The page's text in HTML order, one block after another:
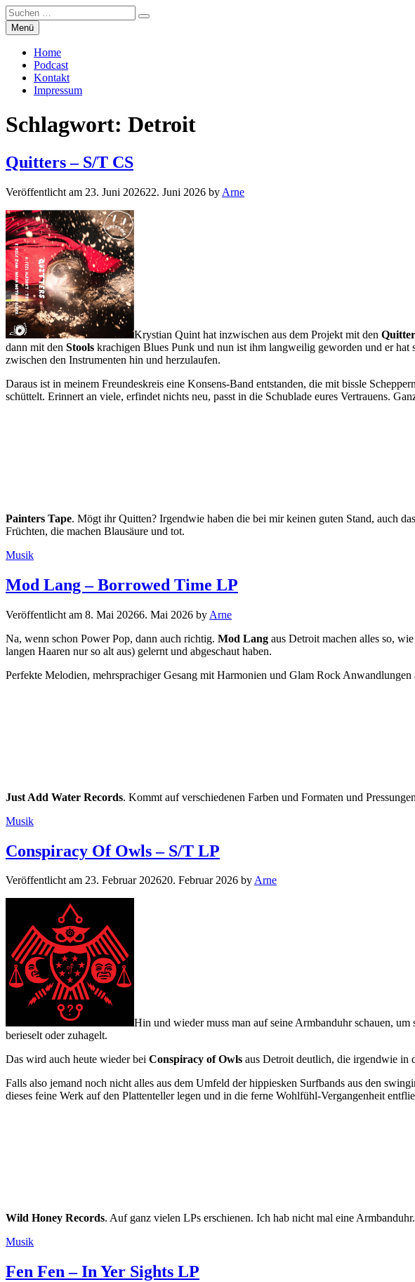
Suchen
nach:
Suchen
Zum
Inhalt
springen
Manierenversagen
Menü
Home
Podcast
Kontakt
Impressum
Schlagwort: Detroit
Quitters – S/T CS
Veröffentlicht am 23. Juni 202622. Juni 2026 by Arne
Krystian Quint hat inzwischen aus dem Projekt mit den
dann mit den Stools krachigen Blues Punk und nun ist ihm langweilig geworden und er
zwischen den Instrumenten hin und herzulaufen.
Daraus ist in meinem Freundeskreis eine Konsens-Band entstanden, die mit bissle
schüttelt. Erinnert an viele, erfindet nichts neu, passt in die Schublade eures Vertrauens.
Painters Tape. Mögt ihr Quitten? Irgendwie haben die bei mir keinen guten Stand, auch
Früchten, die machen Blausäure und tot.
Kategorien
Musik
Mod Lang – Borrowed Time LP
Veröffentlicht am 8. Mai 20266. Mai 2026 by Arne
Na, wenn schon Power Pop, dann auch richtig. Mod Lang aus Detroit machen alles so,
langen Haaren nur so alt aus) gelernt und abgeschaut haben.
Perfekte Melodien, mehrsprachiger Gesang mit Harmonien und Glam Rock
Just Add Water Records. Kommt auf verschiedenen Farben und Formaten und
Kategorien
Musik
Conspiracy Of Owls – S/T LP
Veröffentlicht am 23. Februar 202620. Februar 2026 byArne
Hin und wieder muss man auf seine Armbanduhr schauen,
berieselt oder zuhagelt.
Das wird auch heute wieder bei Conspiracy of Owls aus Detroit deutlich, die irgendwie in
Falls also jemand noch nicht alles aus dem Umfeld der hippiesken Surfbands aus den
dieses feine Werk auf den Plattenteller legen und in die ferne Wohlfühl-Vergangenheit
Wild Honey Records. Auf ganz vielen LPs erschienen. Ich hab nicht mal eine
Kategorien
Musik
Fen Fen – In Yer Sights LP